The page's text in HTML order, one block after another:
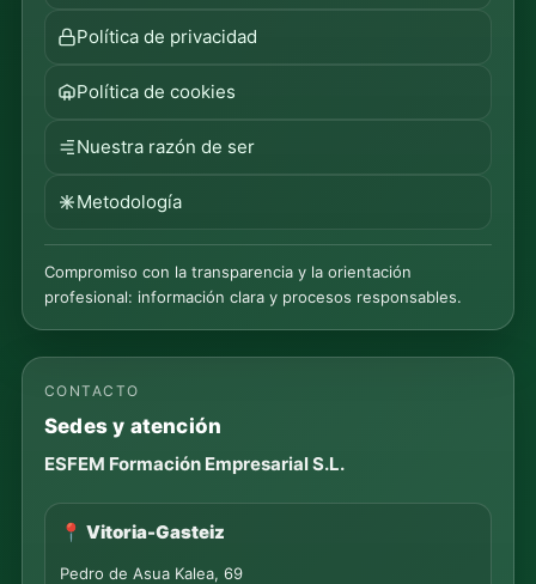
Política de privacidad
Política de cookies
Nuestra razón de ser
Metodología
Compromiso con la transparencia y la orientación
profesional: información clara y procesos responsables.
CONTACTO
Sedes y atención
ESFEM Formación Empresarial S.L.
📍 Vitoria-Gasteiz
Pedro de Asua Kalea, 69